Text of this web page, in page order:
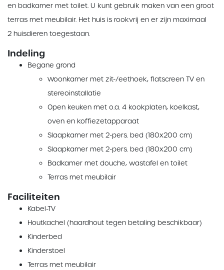
en badkamer met toilet. U kunt gebruik maken van een groot
terras met meubilair. Het huis is rookvrij en er zijn maximaal
2 huisdieren toegestaan.
Indeling
Begane grond
Woonkamer met zit-/eethoek, flatscreen TV en
stereoinstallatie
Open keuken met o.a. 4 kookplaten, koelkast,
oven en koffiezetapparaat
Slaapkamer met 2-pers. bed (180x200 cm)
Slaapkamer met 2-pers. bed (180x200 cm)
Badkamer met douche, wastafel en toilet
Terras met meubilair
Faciliteiten
Kabel-TV
Houtkachel (haardhout tegen betaling beschikbaar)
Kinderbed
Kinderstoel
Terras met meubilair